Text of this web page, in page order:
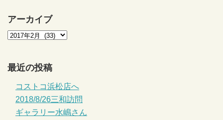
アーカイブ
最近の投稿
コストコ浜松店へ
2018/8/26三和訪問
ギャラリー水嶋さん